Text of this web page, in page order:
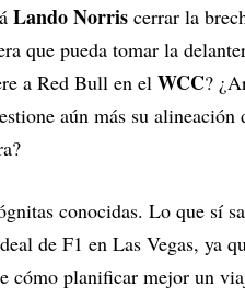
Lando Norris cerrar la
que pueda tomar la
a Red Bull en el WCC?
aún más su
conocidas. Lo que sí
de F1 en Las Vegas, ya
cómo planificar mejor un